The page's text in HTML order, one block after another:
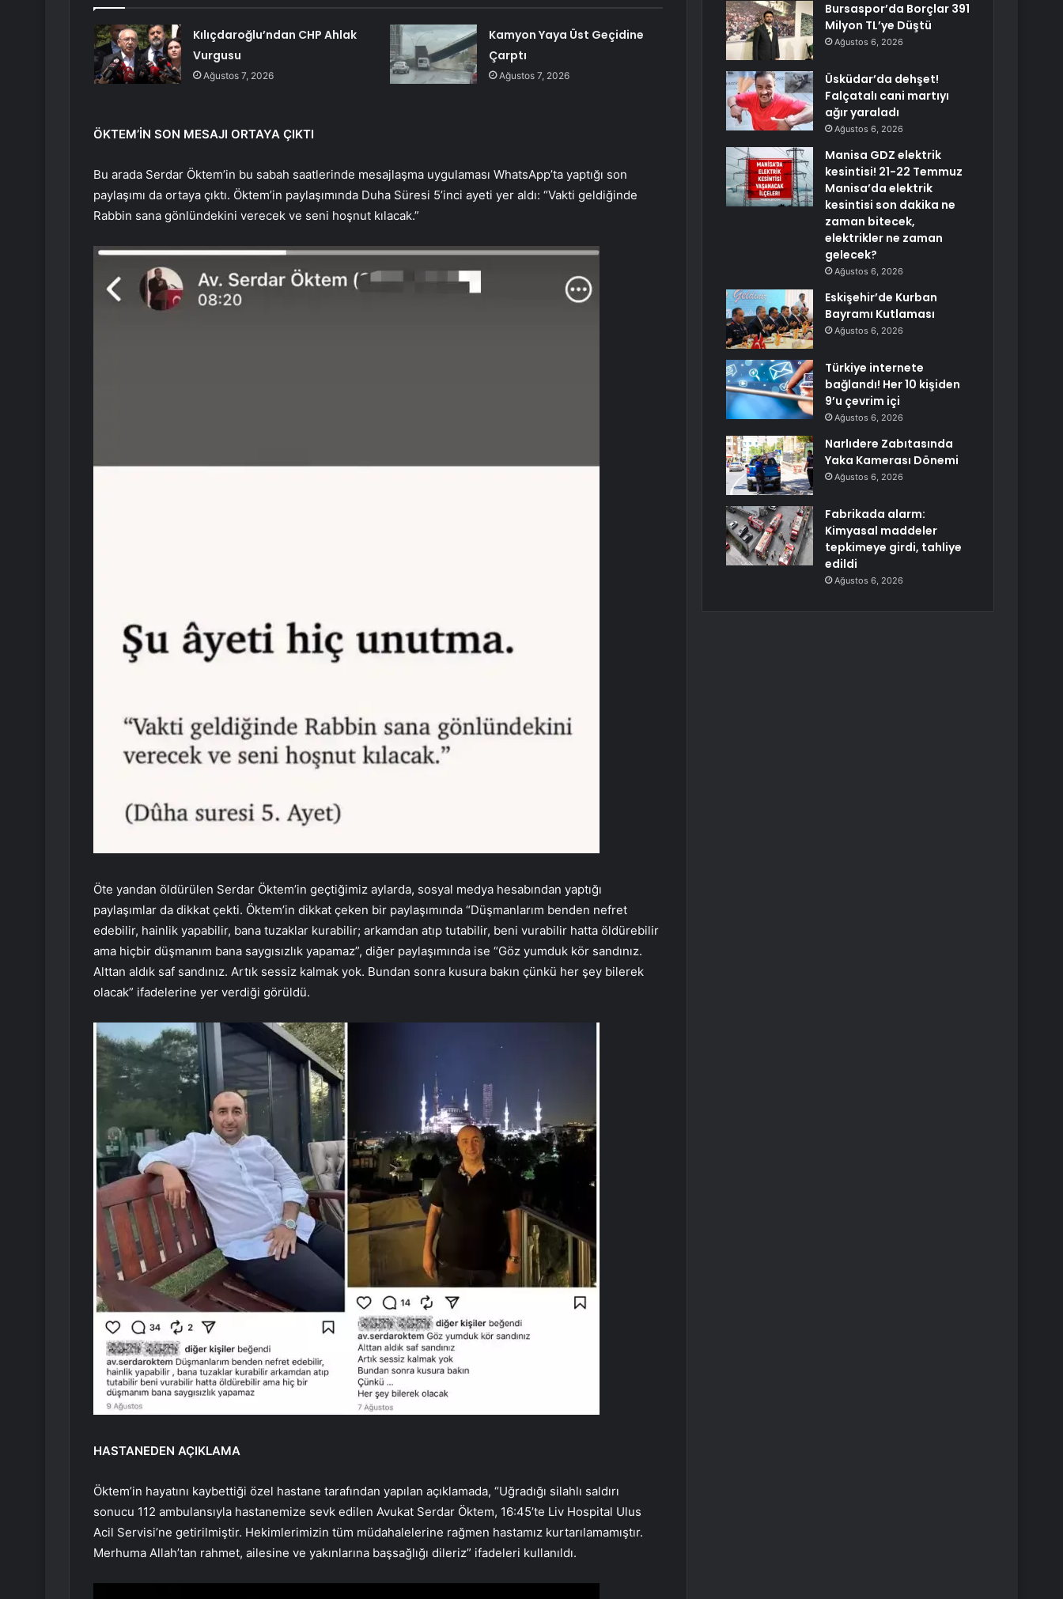
Kılıçdaroğlu’ndan CHP Ahlak
Vurgusu
Ağustos 7, 2026
Kamyon Yaya Üst Geçidine
Çarptı
Ağustos 7, 2026
ÖKTEM’İN SON MESAJI ORTAYA ÇIKTI
Bu arada Serdar Öktem’in bu sabah saatlerinde mesajlaşma uygulaması WhatsApp’ta yaptığı son
paylaşımı da ortaya çıktı. Öktem’in paylaşımında Duha Süresi 5’inci ayeti yer aldı: “Vakti geldiğinde
Rabbin sana gönlündekini verecek ve seni hoşnut kılacak.”
Öte yandan öldürülen Serdar Öktem’in geçtiğimiz aylarda, sosyal medya hesabından yaptığı
paylaşımlar da dikkat çekti. Öktem’in dikkat çeken bir paylaşımında “Düşmanlarım benden nefret
edebilir, hainlik yapabilir, bana tuzaklar kurabilir; arkamdan atıp tutabilir, beni vurabilir hatta öldürebilir
ama hiçbir düşmanım bana saygısızlık yapamaz”, diğer paylaşımında ise “Göz yumduk kör sandınız.
Alttan aldık saf sandınız. Artık sessiz kalmak yok. Bundan sonra kusura bakın çünkü her şey bilerek
olacak” ifadelerine yer verdiği görüldü.
HASTANEDEN AÇIKLAMA
Öktem’in hayatını kaybettiği özel hastane tarafından yapılan açıklamada, “Uğradığı silahlı saldırı
sonucu 112 ambulansıyla hastanemize sevk edilen Avukat Serdar Öktem, 16:45’te Liv Hospital Ulus
Acil Servisi’ne getirilmiştir. Hekimlerimizin tüm müdahalelerine rağmen hastamız kurtarılamamıştır.
Merhuma Allah’tan rahmet, ailesine ve yakınlarına başsağlığı dileriz” ifadeleri kullanıldı.
Bursaspor’da Borçlar 391
Milyon TL’ye Düştü
Ağustos 6, 2026
Üsküdar’da dehşet!
Falçatalı cani martıyı
ağır yaraladı
Ağustos 6, 2026
Manisa GDZ elektrik
kesintisi! 21-22 Temmuz
Manisa’da elektrik
kesintisi son dakika ne
zaman bitecek,
elektrikler ne zaman
gelecek?
Ağustos 6, 2026
Eskişehir’de Kurban
Bayramı Kutlaması
Ağustos 6, 2026
Türkiye internete
bağlandı! Her 10 kişiden
9’u çevrim içi
Ağustos 6, 2026
Narlıdere Zabıtasında
Yaka Kamerası Dönemi
Ağustos 6, 2026
Fabrikada alarm:
Kimyasal maddeler
tepkimeye girdi, tahliye
edildi
Ağustos 6, 2026